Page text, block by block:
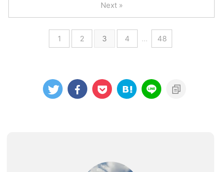
1 2 3 4 … 48
Next »